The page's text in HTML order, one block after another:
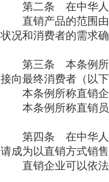
第二条 在中华人民
直销产品的范围由
状况和消费者的需求
第三条 本条例所称
接向最终消费者（以
本条例所称直销企
本条例所称直销员
第四条 在中华人民
请成为以直销方式销
直销企业可以依法